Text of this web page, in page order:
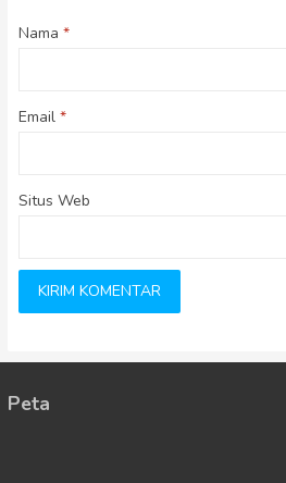
Nama *
Email *
Situs Web
Peta